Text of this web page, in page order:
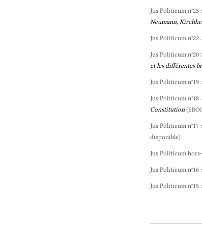
Jus Politicum n°23 :
Neumann,
Jus Politicum n°22 :
Jus Politicum n°20-
et les différentes
Jus Politicum n°19 :
Jus Politicum n°18 :
Constitution (
Jus Politicum n°17 :
disponible)
Jus Politicum
Jus Politicum n°16 :
Jus Politicum n°15 :